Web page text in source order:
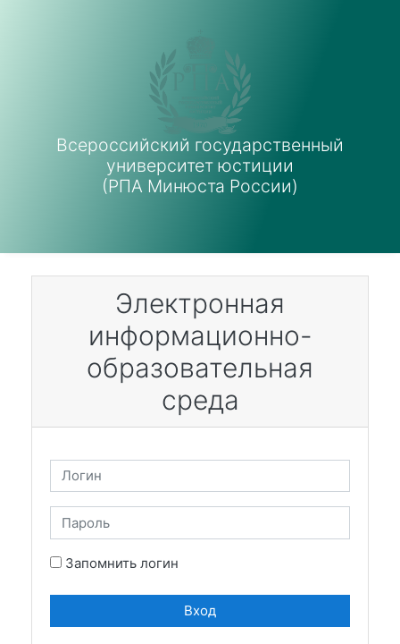
Всероссийский государственный
университет юстиции
(РПА Минюста России)
Электронная
информационно-
образовательная
среда
Логин
Пароль
Запомнить логин
Вход